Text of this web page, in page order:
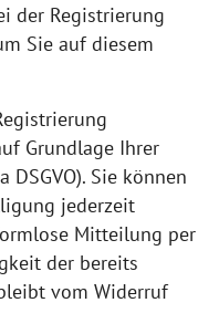
der Registrierung
Sie auf diesem
Grundlage Ihrer
Sie können
jederzeit
Mitteilung per
der bereits
vom Widerruf